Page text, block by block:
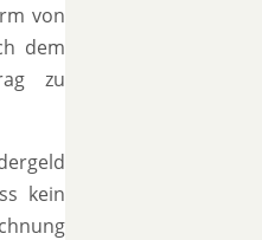
von
dem
zu
kein